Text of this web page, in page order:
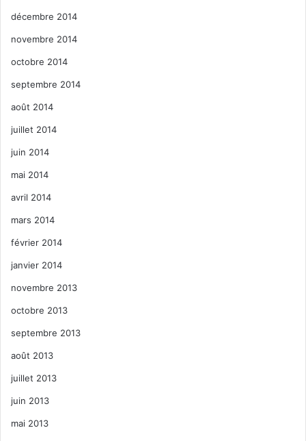
décembre 2014
novembre 2014
octobre 2014
septembre 2014
août 2014
juillet 2014
juin 2014
mai 2014
avril 2014
mars 2014
février 2014
janvier 2014
novembre 2013
octobre 2013
septembre 2013
août 2013
juillet 2013
juin 2013
mai 2013